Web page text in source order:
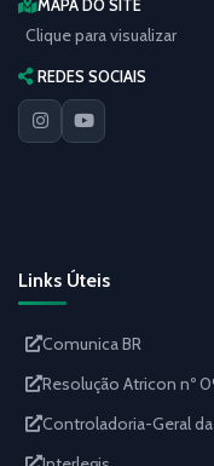
MAPA DO SITE
Clique para visualizar
REDES SOCIAIS
Links Úteis
Comunica BR
Resolução Atricon nº
Controladoria-Geral